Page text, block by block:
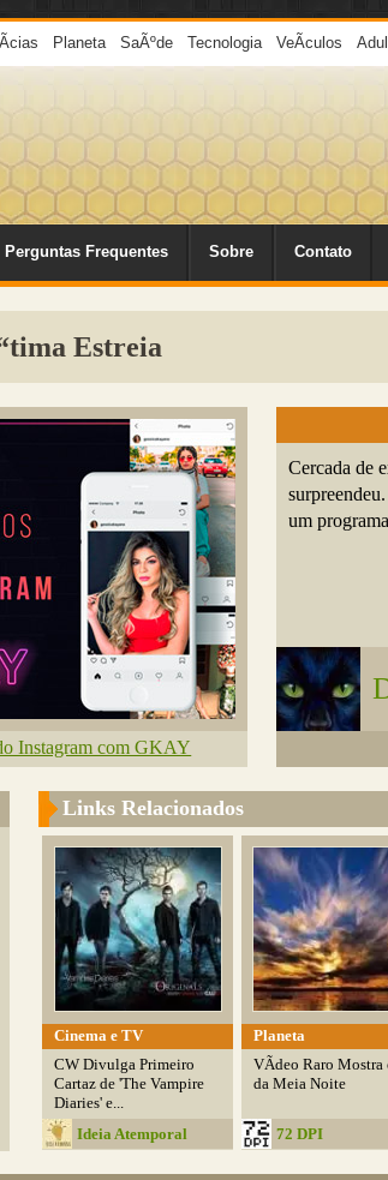
Planeta SaÃºde Tecnologia VeÃ­culos
Perguntas Frequentes Sobre Contato
Estreia
Instagram com GKAY
Cercada de
um
Links Relacionados
Cinema e TV
CW Divulga Primeiro
Cartaz de 'The Vampire
Diaries' e...
Ideia Atemporal
Planeta
VÃ­deo Raro Mostra
da Meia Noite
72 DPI